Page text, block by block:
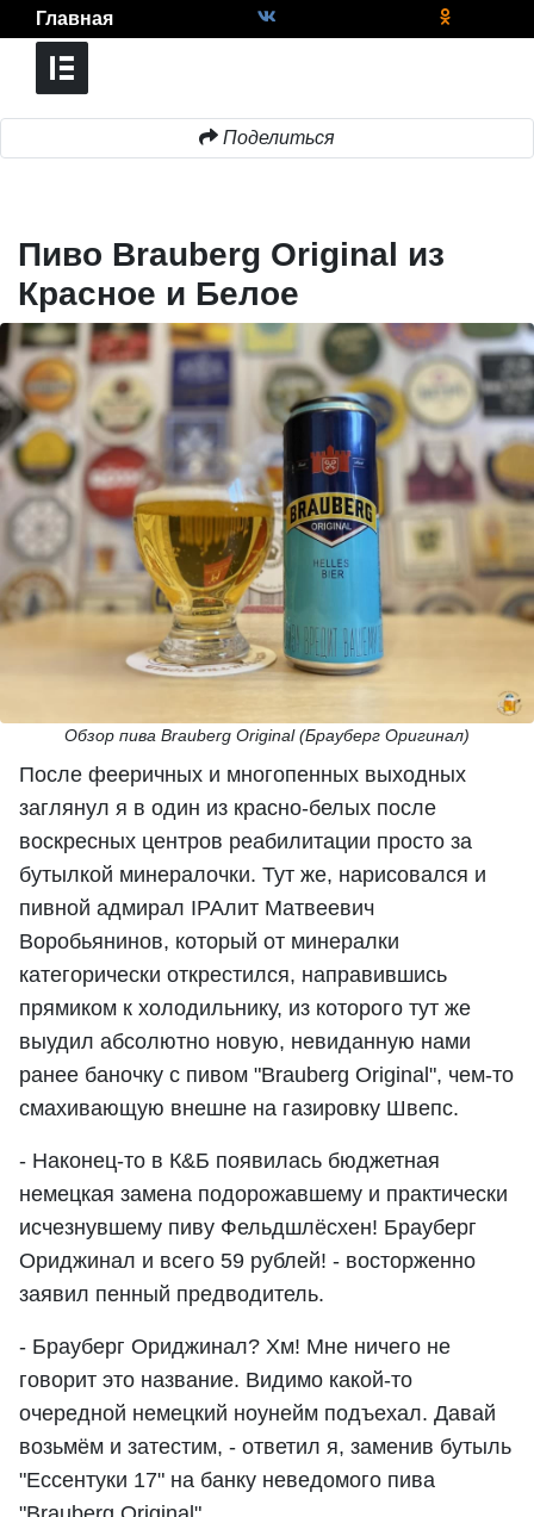
Главная
Поделиться
Пиво Brauberg Original из
Красное и Белое
Обзор пива Brauberg Original (Брауберг Оригинал)
После фееричных и многопенных выходных
заглянул я в один из красно-белых после
воскресных центров реабилитации просто за
бутылкой минералочки. Тут же, нарисовался и
пивной адмирал IPAлит Матвеевич
Воробьянинов, который от минералки
категорически открестился, направившись
прямиком к холодильнику, из которого тут же
выудил абсолютно новую, невиданную нами
ранее баночку с пивом "Brauberg Original", чем-то
смахивающую внешне на газировку Швепс.
- Наконец-то в К&Б появилась бюджетная
немецкая замена подорожавшему и практически
исчезнувшему пиву Фельдшлёсхен! Брауберг
Ориджинал и всего 59 рублей! - восторженно
заявил пенный предводитель.
- Брауберг Ориджинал? Хм! Мне ничего не
говорит это название. Видимо какой-то
очередной немецкий ноунейм подъехал. Давай
возьмём и затестим, - ответил я, заменив бутыль
"Ессентуки 17" на банку неведомого пива